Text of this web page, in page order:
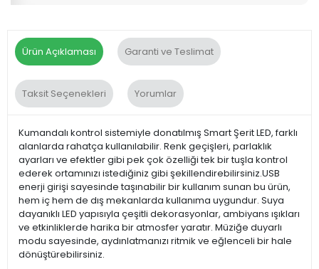
Ürün Açıklaması Garanti ve Teslimat
Taksit Seçenekleri Yorumlar
Kumandalı kontrol sistemiyle donatılmış Smart Şerit LED, farklı
alanlarda rahatça kullanılabilir. Renk geçişleri, parlaklık
ayarları ve efektler gibi pek çok özelliği tek bir tuşla kontrol
ederek ortamınızı istediğiniz gibi şekillendirebilirsiniz.USB
enerji girişi sayesinde taşınabilir bir kullanım sunan bu ürün,
hem iç hem de dış mekanlarda kullanıma uygundur. Suya
dayanıklı LED yapısıyla çeşitli dekorasyonlar, ambiyans ışıkları
ve etkinliklerde harika bir atmosfer yaratır. Müziğe duyarlı
modu sayesinde, aydınlatmanızı ritmik ve eğlenceli bir hale
dönüştürebilirsiniz.